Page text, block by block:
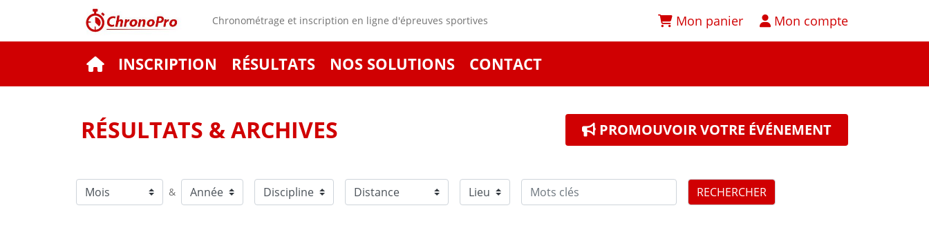
Chronométrage et inscription en ligne d'épreuves sportives Mon panier Mon compte
INSCRIPTION RÉSULTATS NOS SOLUTIONS CONTACT
RÉSULTATS & ARCHIVES PROMOUVOIR VOTRE ÉVÉNEMENT
& RECHERCHER